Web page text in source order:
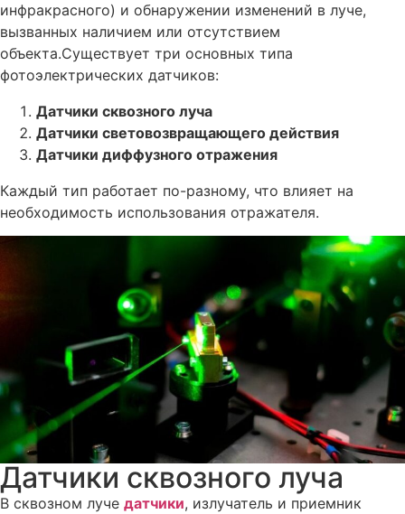
инфракрасного) и обнаружении изменений в луче,
вызванных наличием или отсутствием
объекта.Существует три основных типа
фотоэлектрических датчиков:
Датчики сквозного луча
Датчики световозвращающего действия
Датчики диффузного отражения
Каждый тип работает по-разному, что влияет на
необходимость использования отражателя.
Датчики сквозного луча
В сквозном луче датчики, излучатель и приемник